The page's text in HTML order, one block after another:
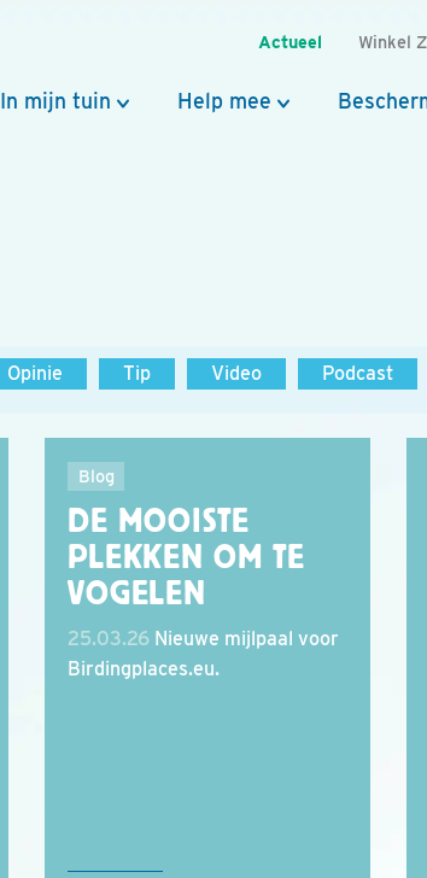
Actueel Winkel
In mijn tuin Help mee
Opinie Tip Video Podcast
Blog
DE MOOISTE
PLEKKEN OM TE
VOGELEN
25.03.26 Nieuwe mijlpaal voor
Birdingplaces.eu.